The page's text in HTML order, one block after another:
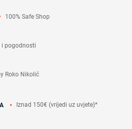
100% Safe Shop
i pogodnosti
Roko Nikolić
Iznad 150€ (vrijedi uz uvjete)*